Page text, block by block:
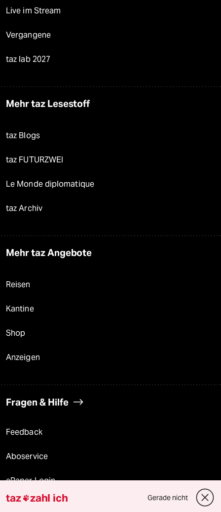
Live im Stream
Vergangene
taz lab 2027
Mehr taz Lesestoff
taz Blogs
taz FUTURZWEI
Le Monde diplomatique
taz Archiv
Mehr taz Angebote
Reisen
Kantine
Shop
Anzeigen
Fragen & Hilfe
Feedback
Aboservice
ePaper Login
Downloads für Abonnierende
taz zahl ich Gerade nicht